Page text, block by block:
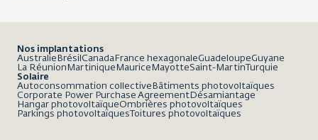
Nos implantations
Australie Brésil Canada France hexagonaleGuadeloupeGuyane
La Réunion Martinique Maurice MayotteSaint-MartinTurquie
Solaire
Autoconsommation collective Bâtiments photovoltaïques
Corporate Power Purchase Agreement Désamiantage
Hangar photovoltaïqueOmbrières photovoltaïques
Parkings photovoltaïquesToitures photovoltaïques